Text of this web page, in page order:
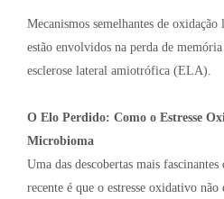
Mecanismos semelhantes de
estão envolvidos na perda de
esclerose lateral amiotrófica (ELA).
O Elo Perdido: Como o Estresse
Microbioma
Uma das descobertas mais
recente é que o estresse oxidativo